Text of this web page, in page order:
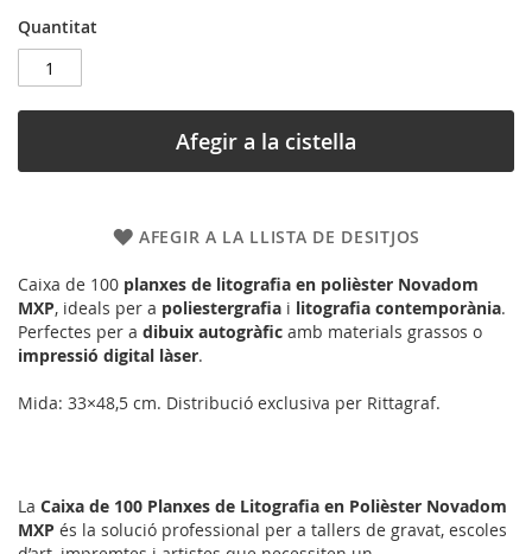
Quantitat
Afegir a la cistella
AFEGIR A LA LLISTA DE DESITJOS
Caixa de 100 planxes de litografia en polièster Novadom
MXP, ideals per a poliestergrafia i litografia contemporània.
Perfectes per a dibuix autogràfic amb materials grassos o
impressió digital làser.
Mida: 33×48,5 cm. Distribució exclusiva per Rittagraf.
La Caixa de 100 Planxes de Litografia en Polièster Novadom
MXP és la solució professional per a tallers de gravat, escoles